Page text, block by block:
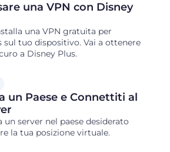
una VPN con Disney
una VPN gratuita per
sul tuo dispositivo. Vai a ottenere
a Disney Plus.
un Paese e Connettiti al
server nel paese desiderato
la tua posizione virtuale.